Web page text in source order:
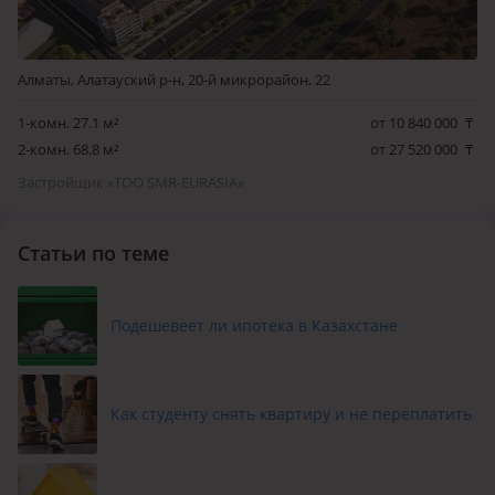
опытная команда профессионалов, построившая такие
жилые комплексы, как «Акниет», «Адиет» и «Байтал».
«Крыша»). Специалисты, стоящие во главе строительства
ЖК «Опера», возводят жилые сооружения в Алматы уже
Алматы, Алатауский р-н, 20-й микрорайон, 22
1-комн. 27.1 м² от 10 840 000 ₸
2-комн. 68.8 м²
от 27 520 000 ₸
Статьи по теме
Подешевеет ли ипотека в Казахстане
Как студенту снять квартиру и не переплатить